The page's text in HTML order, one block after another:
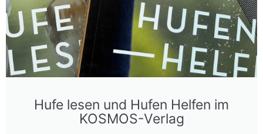
Hufe lesen und Hufen Helfen im
KOSMOS-Verlag